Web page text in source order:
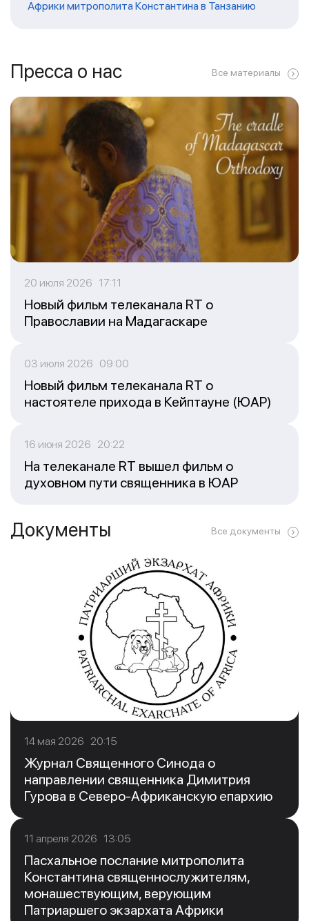
Африки митрополита Константина в Танзанию
Пресса о нас Все материалы
20 июля 2026 17:11
Новый фильм телеканала RT о
Православии на Мадагаскаре
03 июля 2026 09:00
Новый фильм телеканала RT о
настоятеле прихода в Кейптауне (ЮАР)
16 июня 2026 20:22
На телеканале RT вышел фильм о
духовном пути священника в ЮАР
Документы Все документы
14 мая 2026 20:15
Журнал Священного Синода о
направлении священника Димитрия
Гурова в Северо-Африканскую епархию
11 апреля 2026 13:05
Пасхальное послание митрополита
Константина священнослужителям,
монашествующим, верующим
Патриаршего экзархата Африки